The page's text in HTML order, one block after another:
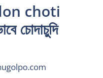
choti
চোদাচুদি